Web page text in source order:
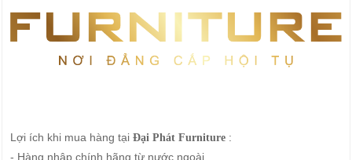
Lợi ích khi mua hàng tạiĐại Phát Furniture :
- Hàng nhâp chính hãng từ nước ngoài